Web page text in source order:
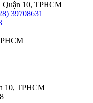
Quận 10, TPHCM
39708631
10, TPHCM